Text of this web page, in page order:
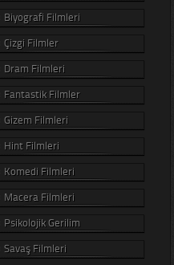
Biyografi Filmleri
Çizgi Filmler
Dram Filmleri
Fantastik Filmler
Gizem Filmleri
Hint Filmleri
Komedi Filmleri
Macera Filmleri
Psikolojik Gerilim
Savaş Filmleri